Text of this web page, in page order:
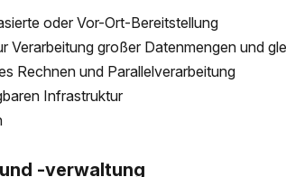
oder Vor-Ort-Bereitstellung
Verarbeitung großer Datenmengen und
Rechnen und Parallelverarbeitung
Infrastruktur
-verwaltung